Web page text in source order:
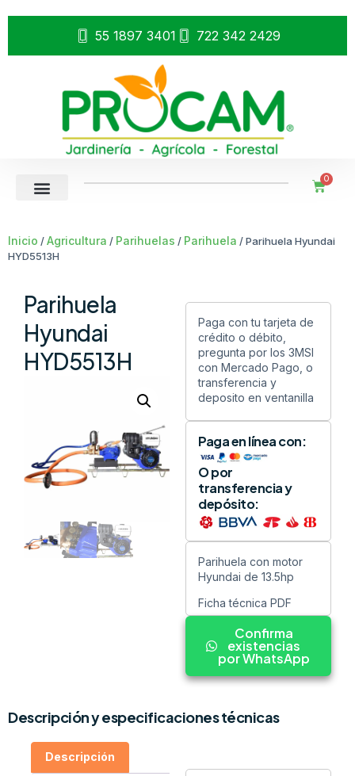
55 1897 3401 722 342 2429
0
Inicio /Agricultura / Parihuelas / Parihuela / Parihuela Hyundai
HYD5513H
Parihuela
Hyundai
HYD5513H
Paga con tu tarjeta de
crédito o débito,
pregunta por los 3MSI
con Mercado Pago, o
transferencia y
deposito en ventanilla
Paga en línea con:
O por
transferencia y
depósito:
Parihuela con motor
Hyundai de 13.5hp
Ficha técnica PDF
Confirma
existencias
por WhatsApp
Descripción y especificaciones técnicas
Descripción